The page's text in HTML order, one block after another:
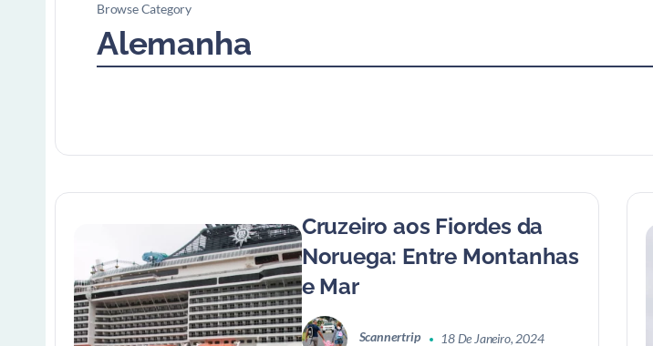
Browse Category
Alemanha
Cruzeiro aos Fiordes da
Noruega: Entre Montanhas
e Mar
Scannertrip 18 De Janeiro, 2024